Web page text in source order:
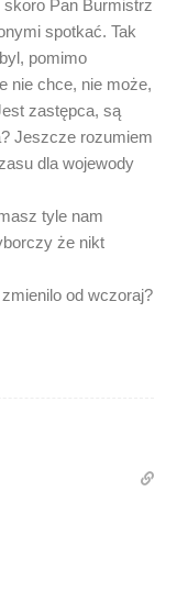
Pan Burmistrz
spotkać. Tak
pomimo
nie chce, nie może,
zastępca, są
Jeszcze rozumiem
dla wojewody
tyle nam
że nikt
od wczoraj?